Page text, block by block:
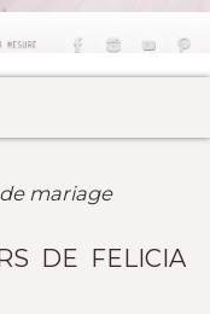
mariage
DE FELICIA